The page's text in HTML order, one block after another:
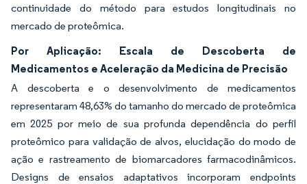
continuidade do método para estudos longitudinais no
mercado de proteômica.
Por Aplicação: Escala de Descoberta de
Medicamentos e Aceleração da Medicina de Precisão
A descoberta e o desenvolvimento de medicamentos
representaram 48,63% do tamanho do mercado de proteômica
em 2025 por meio de sua profunda dependência do perfil
proteômico para validação de alvos, elucidação do modo de
ação e rastreamento de biomarcadores farmacodinâmicos.
Designs de ensaios adaptativos incorporam endpoints